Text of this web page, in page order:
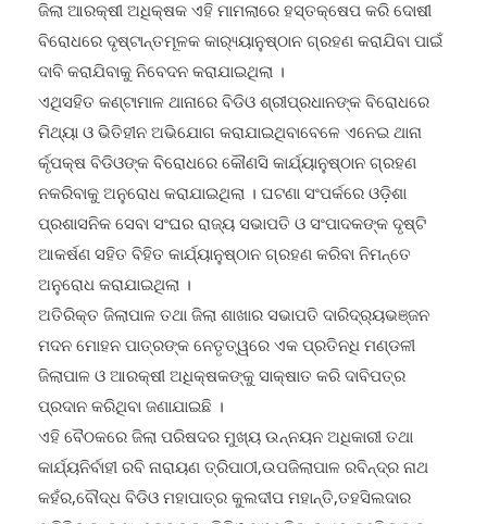
ବିରୋଧରେ ଦୃଷ୍ଟାନ୍ତମୂଳକ କାର‌୍ୟ୍ୟାନୁଷ୍ଠାନ ଗ୍ରହଣ କରାଯିବା ପାଇଁ
ଦାବି କରାଯିବାକୁ ନିବେଦନ କରାଯାଇଥିଲା ।
ଏଥିସହିତ କଣ୍ଟାମାଳ ଥାନାରେ ବିଡିଓ ଶ୍ରୀପ୍ରଧାନଙ୍କ ବିରୋଧରେ
ମିଥ୍ୟା ଓ ଭିତିହୀନ ଅଭିଯୋଗ କରାଯାଇଥିବାବେଳେ ଏନେଇ ଥାନା
ର୍କୃପକ୍ଷ ବିଡିଓଙ୍କ ବିରୋଧରେ କୌଣସି କାର୍ଯ୍ୟାନୁଷ୍ଠାନ ଗ୍ରହଣ
ନକରିବାକୁ ଅନୁରୋଧ କରାଯାଇଥିଲା । ଘଟଣା ସଂପର୍କରେ ଓଡ଼ିଶା
ପ୍ରଶାସନିକ ସେବା ସଂଘର ରାଜ୍ୟ ସଭାପତି ଓ ସଂପାଦକଙ୍କ ଦୃଷ୍ଟି
ଆକର୍ଷଣ ସହିତ ବିହିତ କାର୍ଯ୍ୟାନୁଷ୍ଠାନ ଗ୍ରହଣ କରିବା ନିମନ୍ତେ
ଅନୁରୋଧ କରାଯାଇଥିଲା ।
ଅତିରିକ୍ତ ଜିଲାପାଳ ତଥା ଜିଲା ଶାଖାର ସଭାପତି ଦାରିଦ୍ର‌୍ୟଭଞ୍ଜନ
ମଦନ ମୋହନ ପାତ୍ରଙ୍କ ନେତୃତ୍ୱରେ ଏକ ପ୍ରତିନଧି ମଣ୍ଡଳୀ
ଜିଲାପାଳ ଓ ଆରକ୍ଷୀ ଅଧିକ୍ଷକଙ୍କୁ ସାକ୍ଷାତ କରି ଦାବିପତ୍ର
ପ୍ରଦାନ କରିଥିବା ଜଣାଯାଇଛି ।
ଏହି ବୈଠକରେ ଜିଲା ପରିଷଦର ମୁଖ୍ୟ ଉନ୍ନୟନ ଅଧିକାରୀ ତଥା
କାର୍ଯ୍ୟନିର୍ବାହୀ ରବି ନାରାୟଣ ତ୍ରିପାଠୀ,ଉପଜିଲାପାଳ ରବିନ୍ଦ୍ର ନାଥ
କହଁର,ବୌଦ୍ଧ ବିଡିଓ ମହାପାତ୍ର କୁଲଦୀପ ମହାନ୍ତି,ତହସିଲଦାର
ପ୍ରିତିବାଳା ରଣା, ହରଭଙ୍ଗା ବିଡିଓ ସ୍ୱପ୍ନିତା ନାଏକ,ତହସିଲଦାର